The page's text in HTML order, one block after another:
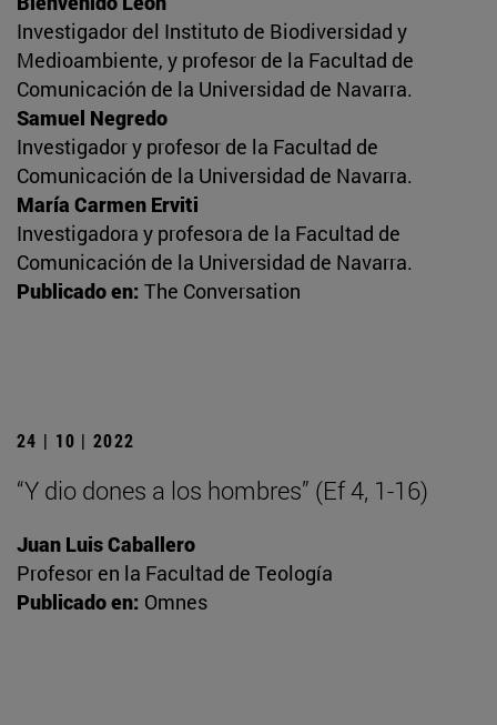
Investigador del Instituto de Biodiversidad y
Medioambiente, y profesor de la Facultad de
Comunicación de la Universidad de Navarra.
Samuel Negredo
Investigador y profesor de la Facultad de
Comunicación de la Universidad de Navarra.
María Carmen Erviti
Investigadora y profesora de la Facultad de
Comunicación de la Universidad de Navarra.
Publicado en: The Conversation
24 | 10 | 2022
“Y dio dones a los hombres” (Ef 4, 1-16)
Juan Luis Caballero
Profesor en la Facultad de Teología
Publicado en: Omnes